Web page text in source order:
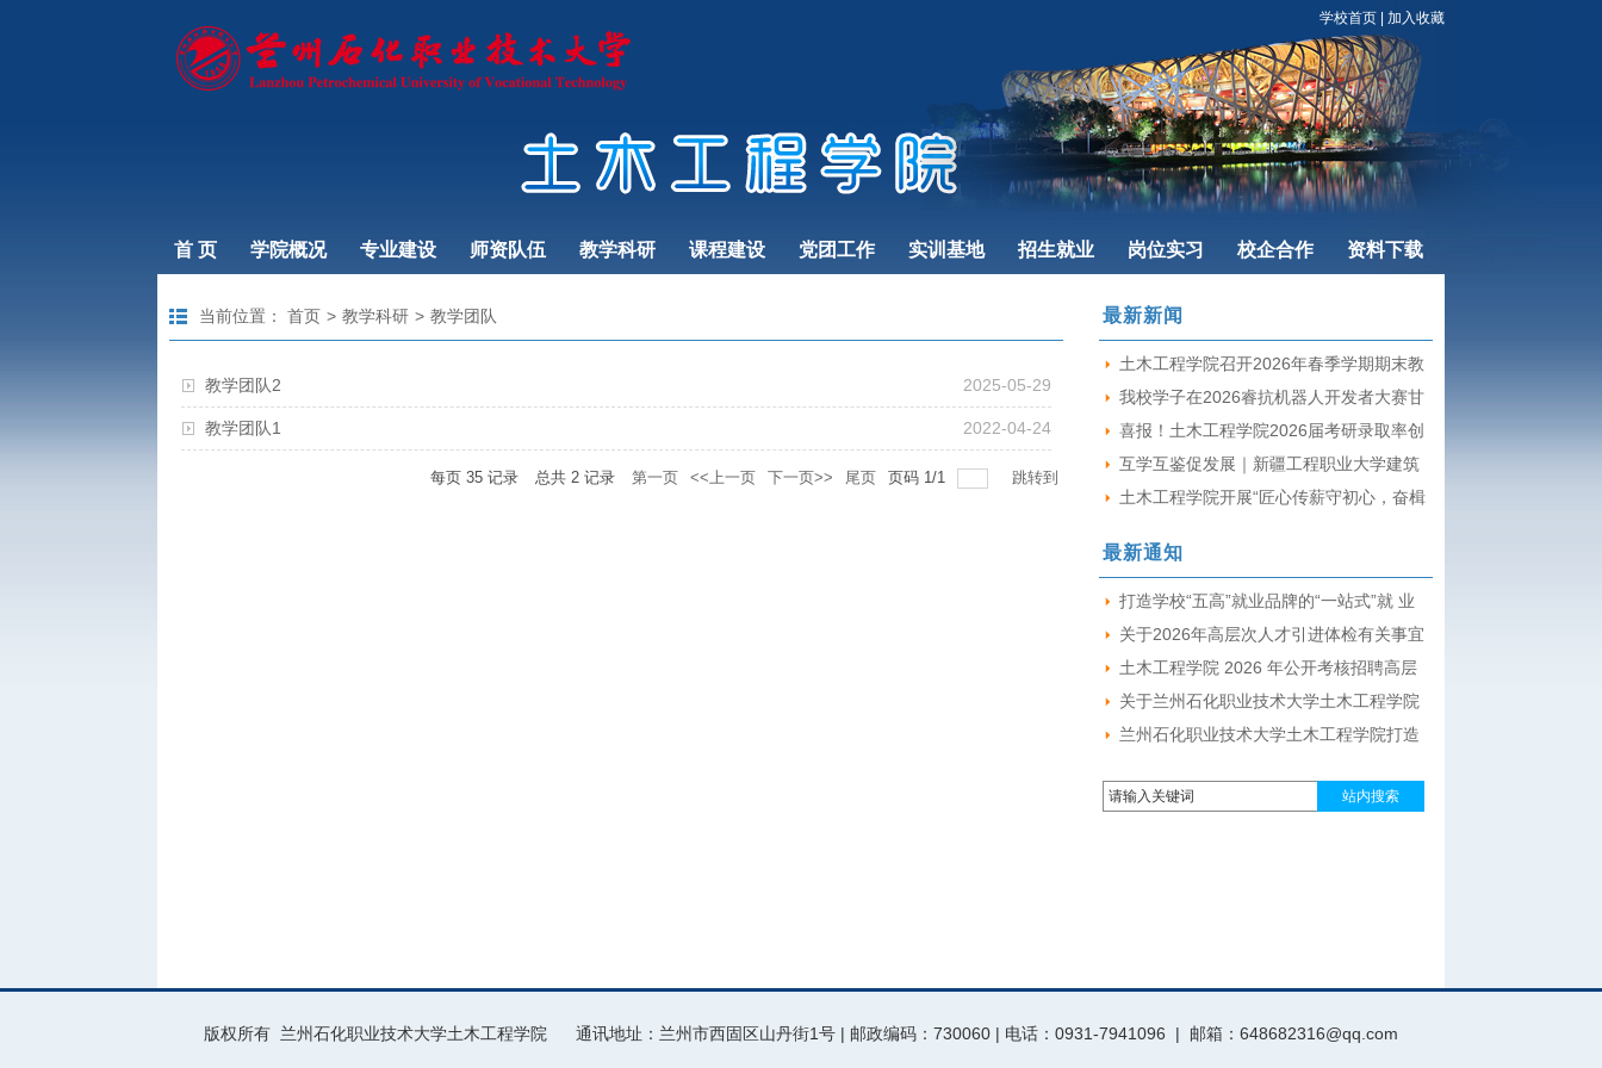
学校首页 加入收藏
首 页 学院概况 专业建设 师资队伍 教学科研 课程建设 党团工作 实训基地 招生就业 岗位实习 校企合作 资料下载
当前位置： 首页 > 教学科研 > 教学团队
2025-05-29
教学团队2
2022-04-24
教学团队1
每页 35 记录 总共 2 记录 第一页 <<上一页 下一页>> 尾页 页码 1/1 跳转到
最新新闻
土木工程学院召开2026年春季学期期末教
职工总结大会
我校学子在2026睿抗机器人开发者大赛甘
肃省赛喜获佳绩
喜报！土木工程学院2026届考研录取率创
新高7名学子顺利上岸
互学互鉴促发展｜新疆工程职业大学建筑
工程学院领导莅临我院指导交流工作
土木工程学院开展“匠心传薪守初心，奋楫
流座谈会
最新通知
打造学校“五高”就业品牌的“一站式”就 业
创业综合服务育人体系探索与实践项目
（二期）中标候选人公示
关于2026年高层次人才引进体检有关事宜
的通知
土木工程学院 2026 年公开考核招聘高层
次人才（第二批）总成绩
关于兰州石化职业技术大学土木工程学院
2026年高层次人才引进（第一期）(第二
兰州石化职业技术大学土木工程学院打造
合服务育人体系探索与实践项目（二期）
版权所有 兰州石化职业技术大学土木工程学院 通讯地址：兰州市西固区山丹街1号 | 邮政编码：730060 | 电话：0931-7941096 | 邮箱：648682316@qq.com